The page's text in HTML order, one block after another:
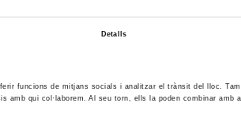
Detalls
funcions de mitjans socials i analitzar el trànsit del lloc.
amb qui col·laborem. Al seu torn, ells la poden combinar amb